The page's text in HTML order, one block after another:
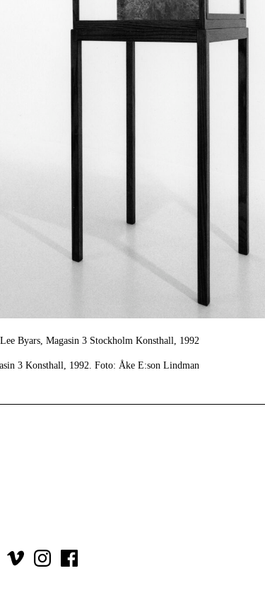
Byars, Magasin 3 Stockholm Konsthall, 1992.
3 Konsthall, 1992. Foto: Åke E:son Lindman.